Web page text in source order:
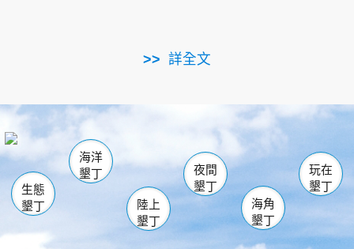
詳全文
南仁湖
海生館
恆春 佳樂水
龍鑾潭自然中心 森林遊樂區
瓊麻館
關山 墾管處遊客中心
社頂公園 風吹沙
船帆石
白砂 龍磐公園
香蕉灣
砂島
鵝鑾鼻
生態
墾丁
海洋
墾丁
陸上
墾丁
夜間
墾丁
海角
墾丁
玩在
墾丁